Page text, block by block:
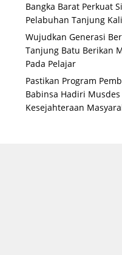
Bangka Barat Perkuat
Pelabuhan Tanjung
Wujudkan Generasi
Tanjung Batu Berikan
Pada Pelajar
Pastikan Program
Babinsa Hadiri
Kesejahteraan